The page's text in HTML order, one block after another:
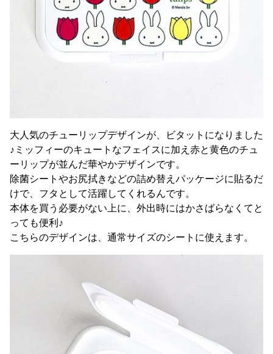
大人気のチューリップデザインが、ビタットになりました
♪ミッフィーのキュートなフェイスに加え赤と黄色のチュ
ーリップが並んだ華やかデザインです。
除菌シートやお尻拭きなどの詰め替えパッケージに貼るだ
けで、フタとして活躍してくれるんです。
本体を買う必要がない上に、外出時にはかさばらなくてと
っても便利♪
こちらのデザインは、通常サイズのシートに使えます。